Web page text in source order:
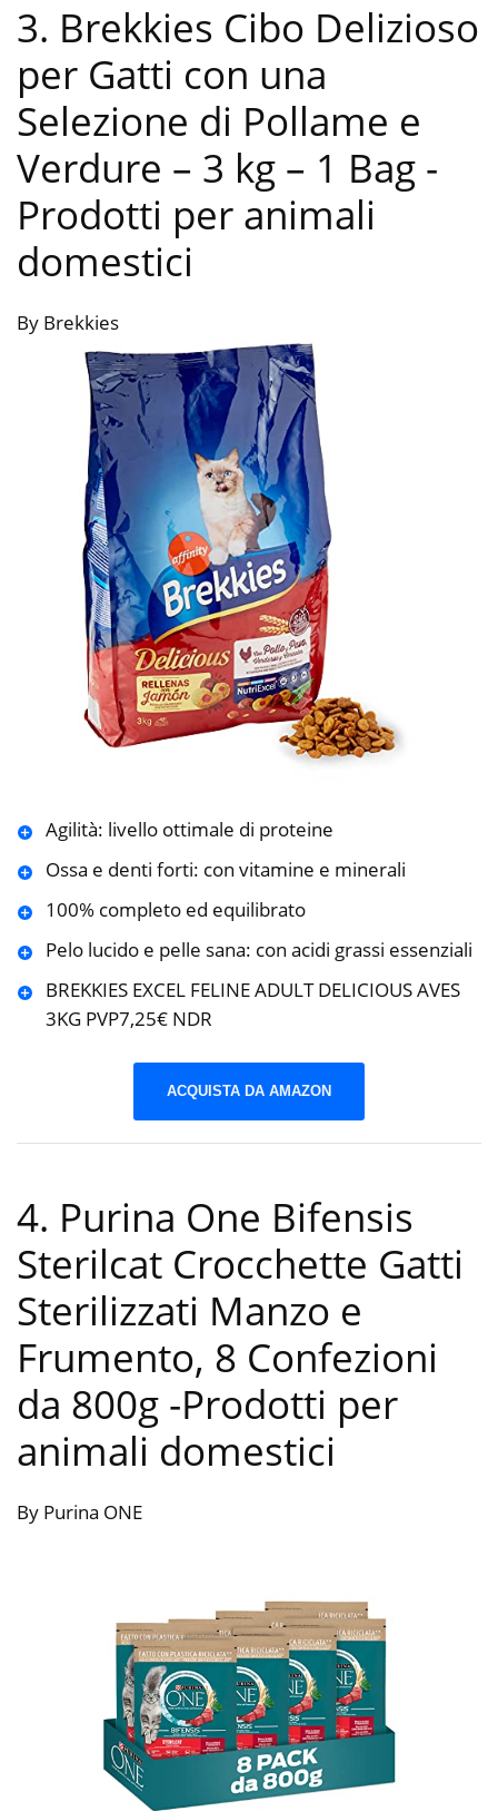
3. Brekkies Cibo Delizioso
per Gatti con una
Selezione di Pollame e
Verdure – 3 kg – 1 Bag -
Prodotti per animali
domestici
By Brekkies
Agilità: livello ottimale di proteine
Ossa e denti forti: con vitamine e minerali
100% completo ed equilibrato
Pelo lucido e pelle sana: con acidi grassi essenziali
BREKKIES EXCEL FELINE ADULT DELICIOUS AVES
3KG PVP7,25€ NDR
ACQUISTA DA AMAZON
4. Purina One Bifensis
Sterilcat Crocchette Gatti
Sterilizzati Manzo e
Frumento, 8 Confezioni
da 800g -Prodotti per
animali domestici
By Purina ONE